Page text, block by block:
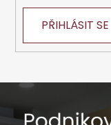
PŘIHLÁSIT SE